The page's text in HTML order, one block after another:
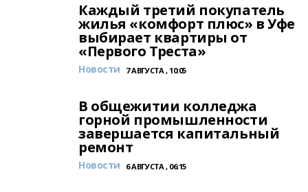
Каждый третий покупатель
жилья «комфорт плюс» в Уфе
выбирает квартиры от
«Первого Треста»
Новости 7 АВГУСТА , 10:05
В общежитии колледжа
горной промышленности
завершается капитальный
ремонт
Новости 6 АВГУСТА , 06:15